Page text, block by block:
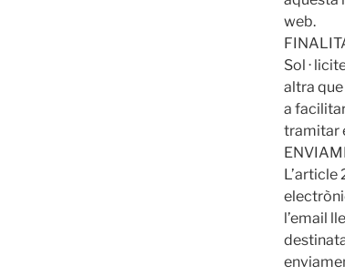
web.
Sol ·
altra que
a
tramitar
L’article
l’email